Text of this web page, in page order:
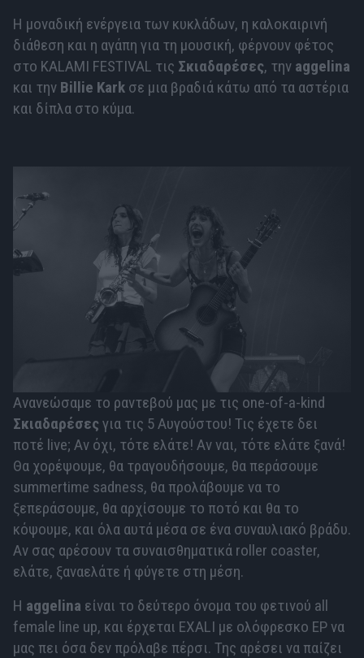
Η μοναδική ενέργεια των κυκλάδων, η καλοκαιρινή
διάθεση και η αγάπη για τη μουσική, φέρνουν φέτος
στο KALAMI FESTIVAL τις Σκιαδαρέσες, την aggelina
και την Billie Kark σε μια βραδιά κάτω από τα αστέρια
και δίπλα στο κύμα.
Ανανεώσαμε το ραντεβού μας με τις one-of-a-kind
Σκιαδαρέσες για τις 5 Αυγούστου! Τις έχετε δει
ποτέ live; Αν όχι, τότε ελάτε! Αν ναι, τότε ελάτε ξανά!
Θα χορέψουμε, θα τραγουδήσουμε, θα περάσουμε
summertime sadness, θα προλάβουμε να το
ξεπεράσουμε, θα αρχίσουμε το ποτό και θα το
κόψουμε, και όλα αυτά μέσα σε ένα συναυλιακό βράδυ.
Αν σας αρέσουν τα συναισθηματικά roller coaster,
ελάτε, ξαναελάτε ή φύγετε στη μέση.
Η aggelina είναι το δεύτερο όνομα του φετινού all
female line up, και έρχεται EXALI με ολόφρεσκο EP να
μας πει όσα δεν πρόλαβε πέρσι. Της αρέσει να παίζει